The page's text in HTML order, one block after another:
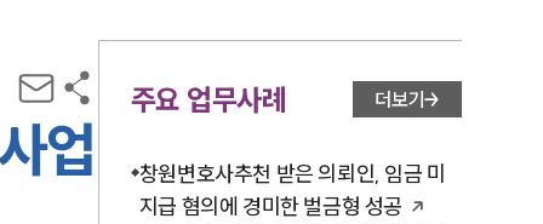
업
주요 업무사례 더보기
창원변호사추천 받은 의뢰인, 임금 미
지급 혐의에 경미한 벌금형 성공